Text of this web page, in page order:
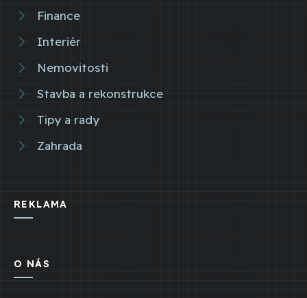
Finance
Interiér
Nemovitosti
Stavba a rekonstrukce
Tipy a rady
Zahrada
REKLAMA
O NÁS